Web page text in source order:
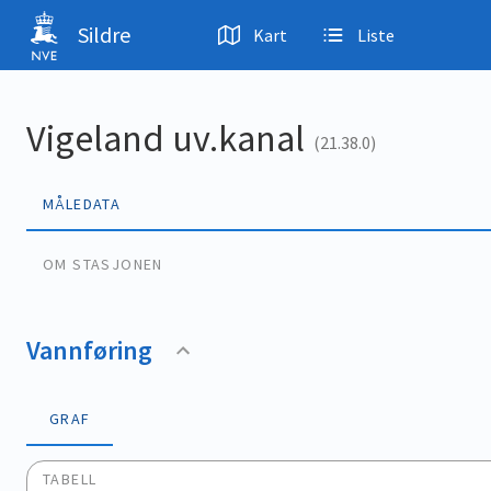
Hopp til hovedinnhold
Sildre Kart Liste
Vigeland uv.kanal (21.38.0)
MÅLEDATA
OM STASJONEN
Vannføring
GRAF
TABELL